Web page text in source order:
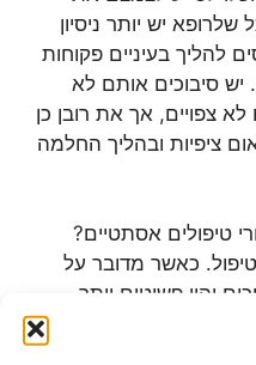
יש יותר ניסיון
להליך בעיניים פקוחות
יש סיבוכים אותם לא
לא צפויים, אך את רובן כן
ציפיות ובהליך החלמה
טיפולים אסתטיים?
כאשר מדובר על
יהיו פשוטים יותר,
אחרת לזיהומים במידה